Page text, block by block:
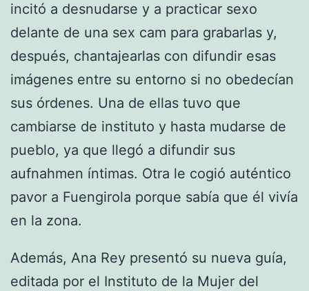
incitó a desnudarse y a practicar sexo
delante de una sex cam para grabarlas y,
después, chantajearlas con difundir esas
imágenes entre su entorno si no obedecían
sus órdenes. Una de ellas tuvo que
cambiarse de instituto y hasta mudarse de
pueblo, ya que llegó a difundir sus
aufnahmen íntimas. Otra le cogió auténtico
pavor a Fuengirola porque sabía que él vivía
en la zona.
Además, Ana Rey presentó su nueva guía,
editada por el Instituto de la Mujer del